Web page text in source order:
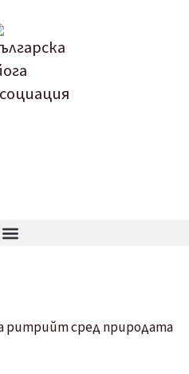
ритрийт сред природата